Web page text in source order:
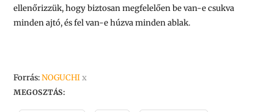
ellenőrizzük, hogy biztosan megfelelően be van-e csukva
minden ajtó, és fel van-e húzva minden ablak.
Forrás:NOGUCHI x
MEGOSZTÁS: